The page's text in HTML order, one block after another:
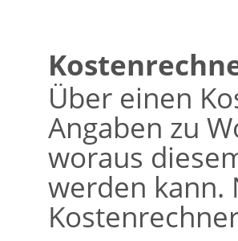
Über einen
Angaben zu
woraus
werden kann.